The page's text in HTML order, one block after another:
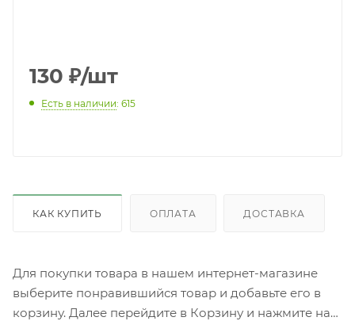
130 ₽/шт
Есть в наличии: 615
КАК КУПИТЬ ОПЛАТА ДОСТАВКА
Для покупки товара в нашем интернет-магазине
выберите понравившийся товар и добавьте его в
корзину. Далее перейдите в Корзину и нажмите на